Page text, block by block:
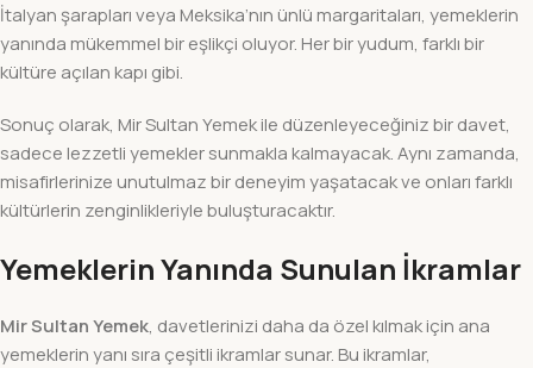
İtalyan şarapları veya Meksika’nın ünlü margaritaları, yemeklerin
yanında mükemmel bir eşlikçi oluyor. Her bir yudum, farklı bir
kültüre açılan kapı gibi.
Sonuç olarak, Mir Sultan Yemek ile düzenleyeceğiniz bir davet,
sadece lezzetli yemekler sunmakla kalmayacak. Aynı zamanda,
misafirlerinize unutulmaz bir deneyim yaşatacak ve onları farklı
kültürlerin zenginlikleriyle buluşturacaktır.
Yemeklerin Yanında Sunulan İkramlar
Mir Sultan Yemek, davetlerinizi daha da özel kılmak için ana
yemeklerin yanı sıra çeşitli ikramlar sunar. Bu ikramlar,